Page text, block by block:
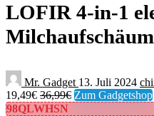
LOFIR 4-in-1
Mr. Gadget 13. Juli 2024
19,49€ 36,99€ Zum Gadgetshop
98QLWHSN